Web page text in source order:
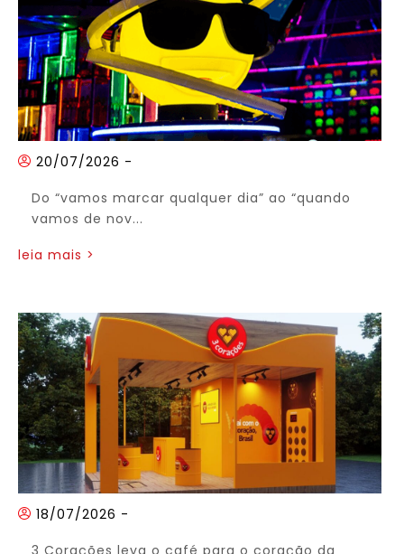
20/07/2026 -
Do “vamos marcar qualquer dia” ao “quando
vamos de nov...
leia mais >
18/07/2026 -
3 Corações leva o café para o coração da